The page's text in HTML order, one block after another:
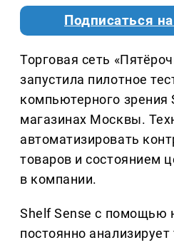
Подписаться
Торговая сеть
запустила пилотное
компьютерного зрения
магазинах Москвы.
автоматизировать
товаров и состоянием
в компании.
Shelf Sense с помощью
постоянно